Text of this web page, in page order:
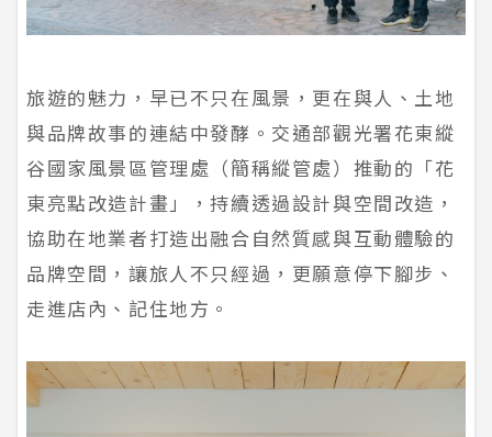
旅遊的魅力，早已不只在風景，更在與人、土地
與品牌故事的連結中發酵。交通部觀光署花東縱
谷國家風景區管理處（簡稱縱管處）推動的「花
東亮點改造計畫」，持續透過設計與空間改造，
協助在地業者打造出融合自然質感與互動體驗的
品牌空間，讓旅人不只經過，更願意停下腳步、
走進店內、記住地方。